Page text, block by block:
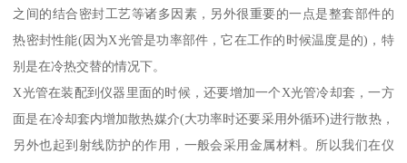
之间的结合密封工艺等诸多因素，另外很重要的一点是整套部件的
热密封性能(因为X光管是功率部件，它在工作的时候温度是的)，特
别是在冷热交替的情况下。
X光管在装配到仪器里面的时候，还要增加一个X光管冷却套，一方
面是在冷却套内增加散热媒介(大功率时还要采用外循环)进行散热，
另外也起到射线防护的作用，一般会采用金属材料。所以我们在仪